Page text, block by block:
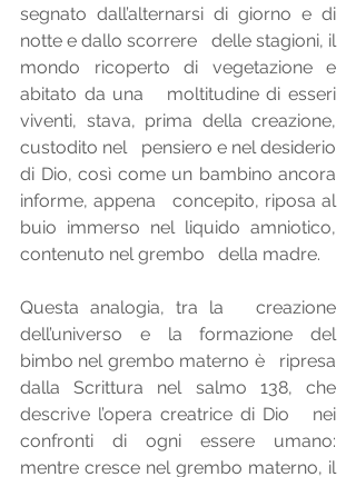
segnato dall’alternarsi di giorno e di
notte e dallo scorrere   delle stagioni, il
mondo ricoperto di vegetazione e
abitato da una   moltitudine di esseri
viventi, stava, prima della creazione,
custodito nel   pensiero e nel desiderio
di Dio, così come un bambino ancora
informe, appena   concepito, riposa al
buio immerso nel liquido amniotico,
contenuto nel grembo   della madre.
Questa analogia, tra la   creazione
dell’universo e la formazione del
bimbo nel grembo materno è   ripresa
dalla Scrittura nel salmo 138, che
descrive l’opera creatrice di Dio   nei
confronti di ogni essere umano:
mentre cresce nel grembo materno, il